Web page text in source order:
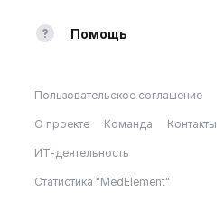
Помощь
Пользовательское соглашение
О проекте Команда Контакты
ИТ-деятельность
Статистика "MedElement"